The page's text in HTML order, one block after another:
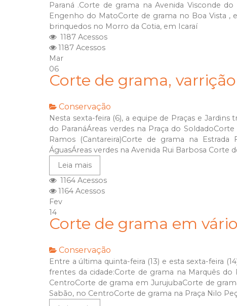
Paraná .Corte de grama na Avenida Visconde
Engenho do MatoCorte de grama no Boa Vista ,
brinquedos no Morro da Cotia, em Icaraí
1187 Acessos
1187 Acessos
Mar
06
Corte de grama,
Conservação
Nesta sexta-feira (6), a equipe de Praças e
do ParanáÁreas verdes na Praça do
Ramos (Cantareira)Corte de grama na
ÁguasÁreas verdes na Avenida Rui Barbosa Corte
Leia mais
1164 Acessos
1164 Acessos
Fev
14
Corte de grama em
Conservação
Entre a última quinta-feira (13) e esta sexta-feira
frentes da cidade:Corte de grama na Marquês
CentroCorte de grama em JurujubaCorte de
Sabão, no CentroCorte de grama na Praça Nilo